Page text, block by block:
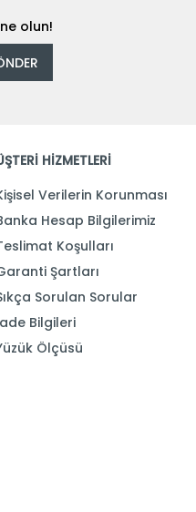
olun!
HİZMETLERİ
Verilerin Korunması
Hesap Bilgilerimiz
Koşulları
Şartları
Sorulan Sorular
Bilgileri
Ölçüsü